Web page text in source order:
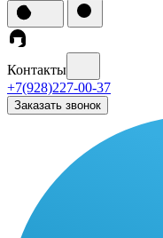
Контакты
+7(928)227-00-37
Заказать звонок